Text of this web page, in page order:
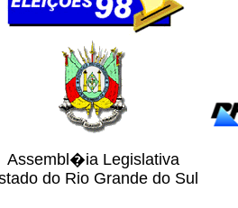
Assembl�ia Legislativa
do Rio Grande do Sul